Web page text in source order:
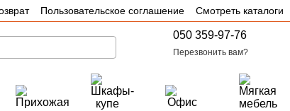
Пользовательское соглашение Смотреть каталоги
050 359-97-76
Перезвонить вам?